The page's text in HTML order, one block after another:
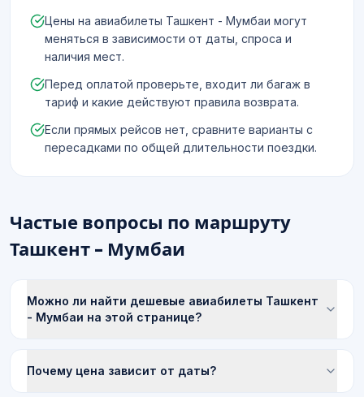
Цены на авиабилеты Ташкент - Мумбаи могут
меняться в зависимости от даты, спроса и
наличия мест.
Перед оплатой проверьте, входит ли багаж в
тариф и какие действуют правила возврата.
Если прямых рейсов нет, сравните варианты с
пересадками по общей длительности поездки.
Частые вопросы по маршруту
Ташкент - Мумбаи
Можно ли найти дешевые авиабилеты Ташкент
- Мумбаи на этой странице?
Почему цена зависит от даты?